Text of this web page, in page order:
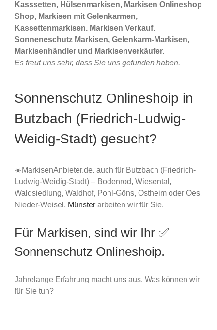
Kasssetten, Hülsenmarkisen, Markisen Onlineshop
Shop, Markisen mit Gelenkarmen,
Kassettenmarkisen, Markisen Verkauf,
Sonneneschutz Markisen, Gelenkarm-Markisen,
Markisenhändler und Markisenverkäufer.
Es freut uns sehr, dass Sie uns gefunden haben.
Sonnenschutz Onlineshoip in
Butzbach (Friedrich-Ludwig-
Weidig-Stadt) gesucht?
☀️MarkisenAnbieter.de, auch für Butzbach (Friedrich-
Ludwig-Weidig-Stadt) – Bodenrod, Wiesental,
Waldsiedlung, Waldhof, Pohl-Göns, Ostheim oder Oes,
Nieder-Weisel, Münster arbeiten wir für Sie.
Für Markisen, sind wir Ihr ✅
Sonnenschutz Onlineshoip.
Jahrelange Erfahrung macht uns aus. Was können wir
für Sie tun?